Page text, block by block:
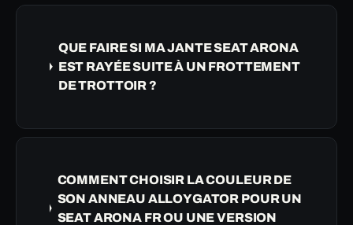
QUE FAIRE SI MA JANTE SEAT ARONA
EST RAYÉE SUITE À UN FROTTEMENT
DE TROTTOIR ?
COMMENT CHOISIR LA COULEUR DE
SON ANNEAU ALLOYGATOR POUR UN
SEAT ARONA FR OU UNE VERSION